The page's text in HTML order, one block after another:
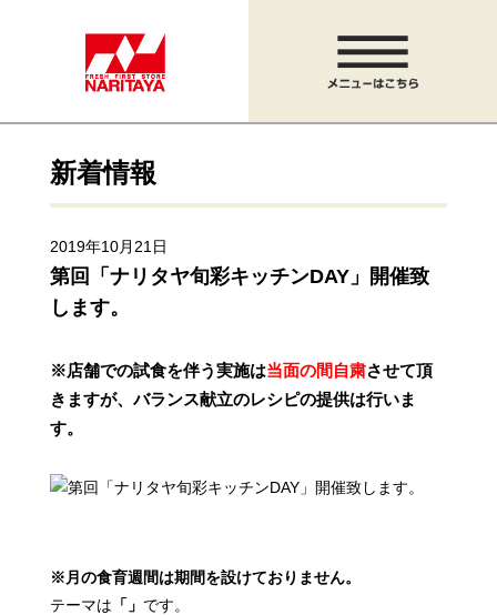
新着情報
2019年10月21日
第回「ナリタヤ旬彩キッチンDAY」開催致
します。
※店舗での試食を伴う実施は当面の間自粛させて頂
きますが、バランス献立のレシピの提供は行いま
す。
※月の食育週間は期間を設けておりません。
テーマは 「」 です。